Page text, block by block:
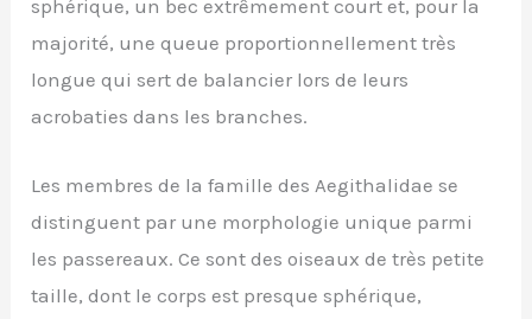
sphérique, un bec extrêmement court et, pour la
majorité, une queue proportionnellement très
longue qui sert de balancier lors de leurs
acrobaties dans les branches.
Les membres de la famille des Aegithalidae se
distinguent par une morphologie unique parmi
les passereaux. Ce sont des oiseaux de très petite
taille, dont le corps est presque sphérique,